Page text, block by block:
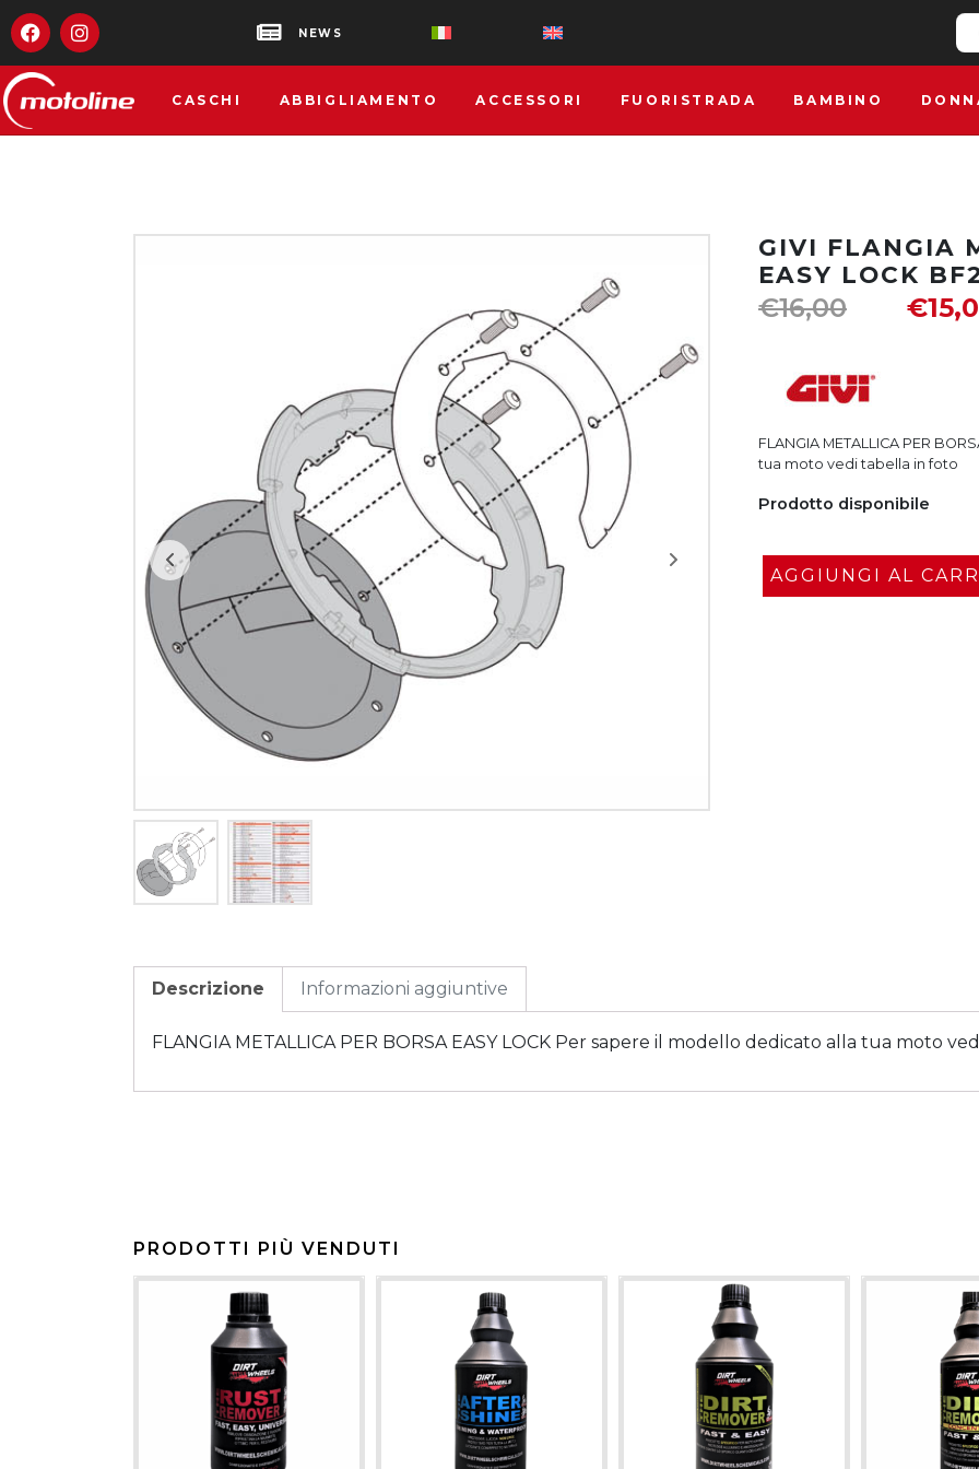
NEWS
CASCHI ABBIGLIAMENTO ACCESSORI FUORISTRADA BAMBINO
GIVI FLANGIA
EASY LOCK
€16,00 €
FLANGIA METALLICA PER
tua moto vedi tabella in foto
Prodotto disponibile
AGGIUNGI AL
Descrizione Informazioni aggiuntive
FLANGIA METALLICA PER BORSA EASY LOCK Per sapere il modello dedicato alla tua moto
PRODOTTI PIÙ VENDUTI